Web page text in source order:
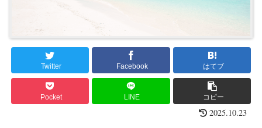
Twitter Facebook はてブ
Pocket LINE コピー
2025.10.23